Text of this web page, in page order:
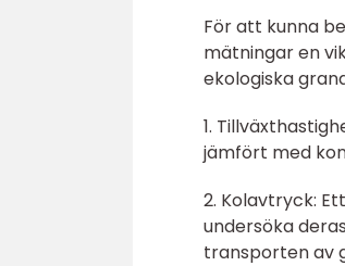
För att kunna
mätningar en
ekologiska
1.
jämfört med
2. Kolavtryck:
undersöka
transporten av